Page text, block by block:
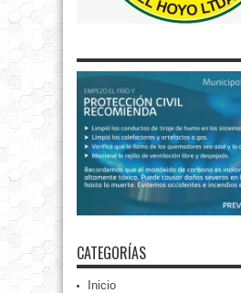
CATEGORÍAS
Inicio